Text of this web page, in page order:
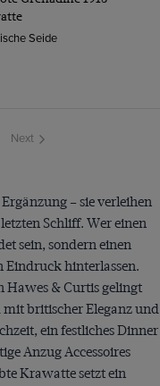
Seide
Next
– sie verleihen
Schliff. Wer einen
sein, sondern einen
Eindruck hinterlassen.
Hawes & Curtis gelingt
mit britischer Eleganz und
ein festliches Dinner
Anzug Accessoires
Krawatte setzt ein